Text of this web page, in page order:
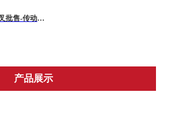
泉州品牌好的突缘叉批售-传动轴物美价廉
产品展示